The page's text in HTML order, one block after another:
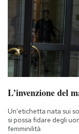
L’invenzione del
Un'etichetta nata sui
si possa fidare degli
femminilità